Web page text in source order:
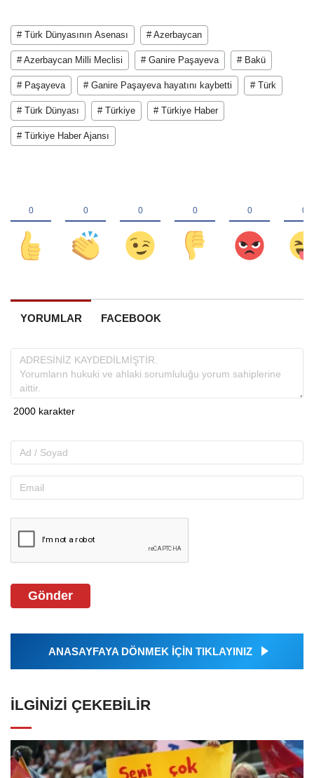
# Türk Dünyasının Asenası # Azerbaycan
# Azerbaycan Milli Meclisi # Ganire Paşayeva # Bakü
# Paşayeva # Ganire Paşayeva hayatını kaybetti # Türk
# Türk Dünyası # Türkiye # Türkiye Haber
# Türkiye Haber Ajansı
YORUMLAR FACEBOOK
Gönder
ANASAYFAYA DÖNMEK İÇİN TIKLAYINIZ
İLGINIZI ÇEKEBILIR